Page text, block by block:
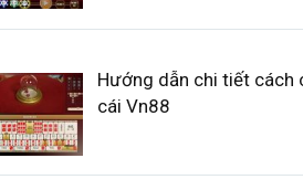
Hướng dẫn chi tiết cách
cái Vn88